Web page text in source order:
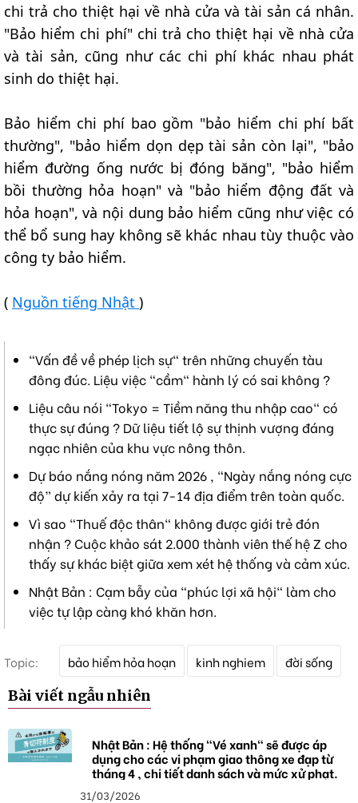
chi trả cho thiệt hại về nhà cửa và tài sản cá nhân.
"Bảo hiểm chi phí" chi trả cho thiệt hại về nhà cửa
và tài sản, cũng như các chi phí khác nhau phát
sinh do thiệt hại.
Bảo hiểm chi phí bao gồm "bảo hiểm chi phí bất
thường", "bảo hiểm dọn dẹp tài sản còn lại", "bảo
hiểm đường ống nước bị đóng băng", "bảo hiểm
bồi thường hỏa hoạn" và "bảo hiểm động đất và
hỏa hoạn", và nội dung bảo hiểm cũng như việc có
thể bổ sung hay không sẽ khác nhau tùy thuộc vào
công ty bảo hiểm.
( Nguồn tiếng Nhật )
"Vấn đề về phép lịch sự" trên những chuyến tàu
đông đúc. Liệu việc "cầm" hành lý có sai không ?
Liệu câu nói "Tokyo = Tiềm năng thu nhập cao" có
thực sự đúng ? Dữ liệu tiết lộ sự thịnh vượng đáng
ngạc nhiên của khu vực nông thôn.
Dự báo nắng nóng năm 2026 , “Ngày nắng nóng cực
độ” dự kiến xảy ra tại 7-14 địa điểm trên toàn quốc.
Vì sao "Thuế độc thân" không được giới trẻ đón
nhận ? Cuộc khảo sát 2.000 thành viên thế hệ Z cho
thấy sự khác biệt giữa xem xét hệ thống và cảm xúc.
Nhật Bản : Cạm bẫy của "phúc lợi xã hội" làm cho
việc tự lập càng khó khăn hơn.
Topic:
h
a
bảo hiểm hỏa hoạn kinh nghiem đời sống
Bài viết ngẫu nhiên
Nhật Bản : Hệ thống "Vé xanh" sẽ được áp
dụng cho các vi phạm giao thông xe đạp từ
tháng 4 , chi tiết danh sách và mức xử phạt.
31/03/2026